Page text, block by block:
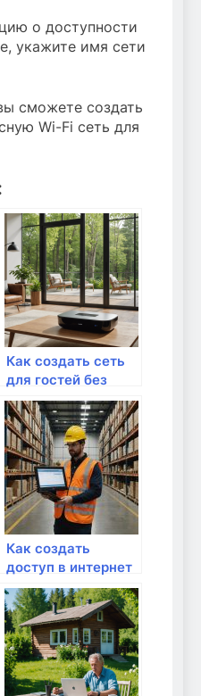
о доступности
укажите имя сети
сможете создать
Wi-Fi сеть для
Как создать сеть
для гостей без
доступа к
основной
Как создать
доступ в интернет
для гостей?